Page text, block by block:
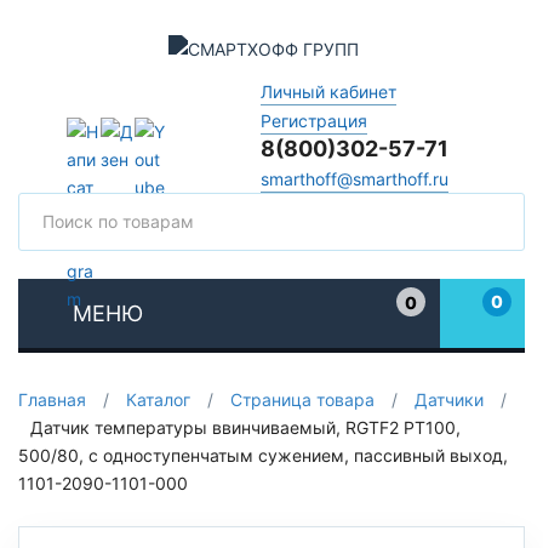
Личный кабинет
Регистрация
8(800)302-57-71
smarthoff@smarthoff.ru
МЕНЮ
0
0
Главная / Каталог / Страница товара / Датчики
/
Датчик температуры ввинчиваемый, RGTF2 PT100,
500/80, с одноступенчатым сужением, пассивный выход,
1101-2090-1101-000